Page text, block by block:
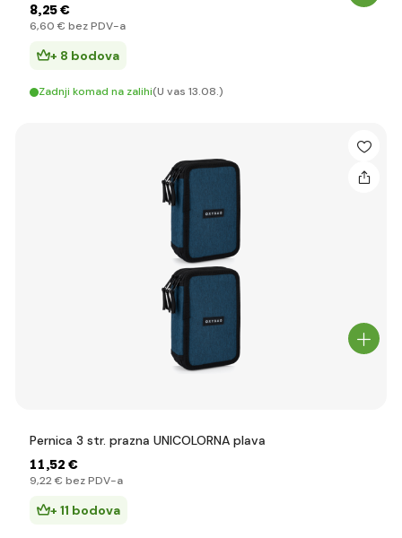
8,25 €
6,60 € bez PDV-a
+ 8 bodova
Zadnji komad na zalihi(U vas 13.08.)
Pernica 3 str. prazna UNICOLORNA plava
11,52 €
9,22 € bez PDV-a
+ 11 bodova